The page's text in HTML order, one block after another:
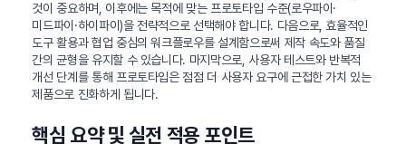
것이 중요하며, 이후에는 목적에 맞는 프로토타입 수준(로우파이·
미드파이·하이파이)을 전략적으로 선택해야 합니다. 다음으로, 효율적인
도구 활용과 협업 중심의 워크플로우를 설계함으로써 제작 속도와 품질
간의 균형을 유지할 수 있습니다. 마지막으로, 사용자 테스트와 반복적
개선 단계를 통해 프로토타입은 점점 더 사용자 요구에 근접한 가치 있는
제품으로 진화하게 됩니다.
핵심 요약 및 실전 적용 포인트